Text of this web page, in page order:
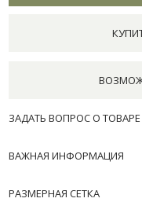
ЗАДАТЬ ВОПРОС О ТОВАРЕ
ВАЖНАЯ ИНФОРМАЦИЯ
РАЗМЕРНАЯ СЕТКА